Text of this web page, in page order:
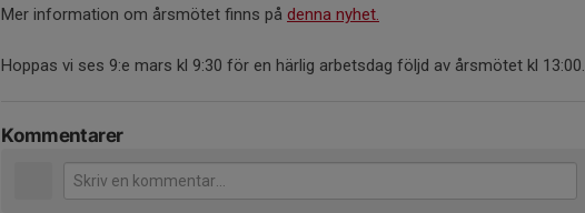
Mer information om årsmötet finns på denna nyhet.
Hoppas vi ses 9:e mars kl 9:30 för en härlig arbetsdag följd av årsmötet kl 13:00.
Kommentarer